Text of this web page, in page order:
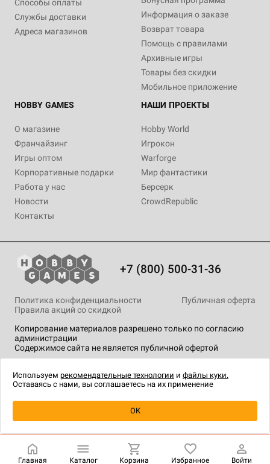
Уведомить о наличии
Способы оплаты
Службы доставки
Адреса магазинов
Информация о заказе
Возврат товара
Помощь с правилами
Архивные игры
Товары без скидки
Мобильное приложение
HOBBY GAMES
О магазине
Франчайзинг
Игры оптом
Корпоративные подарки
Работа у нас
Новости
Контакты
НАШИ ПРОЕКТЫ
Hobby World
Игрокон
Warforge
Мир фантастики
Берсерк
CrowdRepublic
+7 (800) 500-31-36
Копирование материалов разрешено только по согласию
администрации
Содержимое сайта не является публичной офертой
Политика конфиденциальности
Публичная оферта
Правила акций со скидкой
технологии.
Главная Каталог Корзина Избранное Войти
Используем рекомендательные технологии и файлы куки.
Оставаясь с нами, вы соглашаетесь на их применение
OK